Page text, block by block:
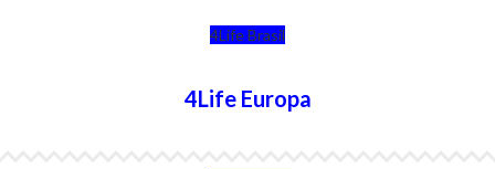
4Life Brasil
4Life Europa